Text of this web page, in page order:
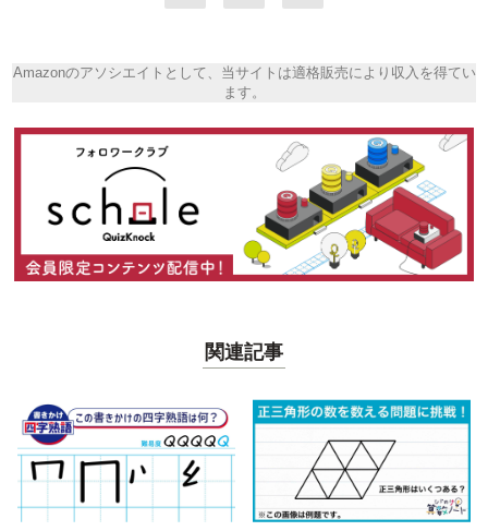
Amazonのアソシエイトとして、当サイトは適格販売により収入を得てい
ます。
関連記事